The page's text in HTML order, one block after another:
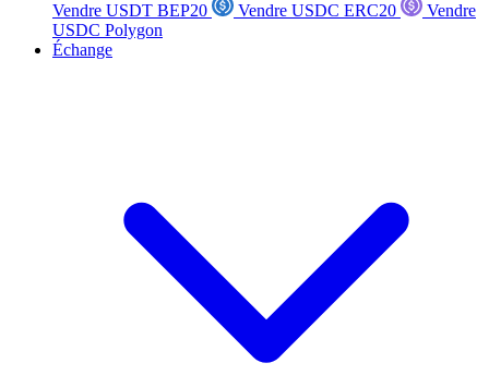
Vendre USDT BEP20
Vendre USDC ERC20
Vendre
USDC Polygon
Échange